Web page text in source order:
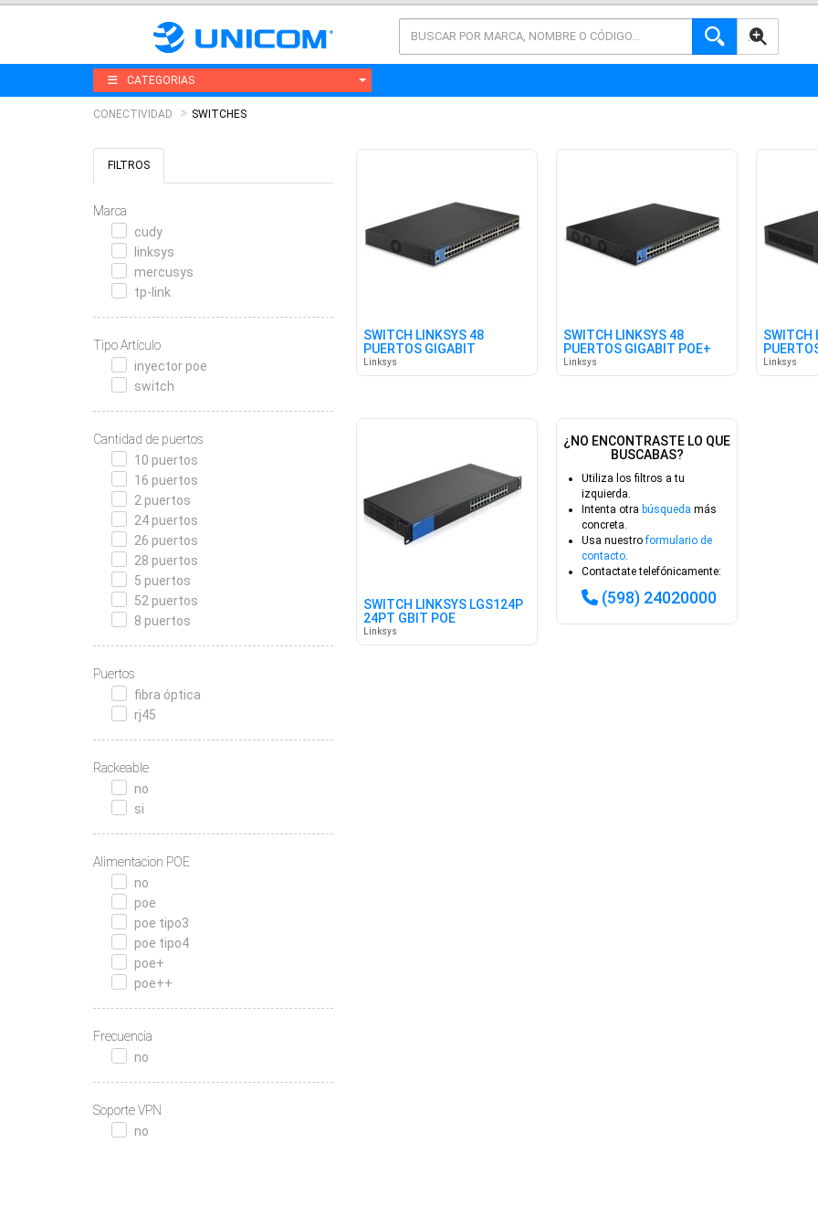
AVANZADA
CATEGORIAS
CONECTIVIDAD SWITCHES
FILTROS
Marca
cudy
linksys
mercusys
tp-link
Tipo Artículo
inyector poe
switch
Cantidad de puertos
10 puertos
16 puertos
2 puertos
24 puertos
26 puertos
28 puertos
5 puertos
52 puertos
8 puertos
Puertos
fibra óptica
rj45
Rackeable
no
si
Alimentacion POE
no
poe
poe tipo3
poe tipo4
poe+
poe++
Frecuencia
no
Soporte VPN
no
SWITCH LINKSYS 48
PUERTOS GIGABIT
Linksys
SWITCH LINKSYS 48
PUERTOS GIGABIT POE+
Linksys
SWITCH
4SFP+
Linksys
SWITCH LINKSYS LGS124P
24PT GBIT POE
Linksys
¿NO ENCONTRASTE LO QUE
BUSCABAS?
Utiliza los filtros a tu
izquierda.
Intenta otra búsqueda más
concreta.
Usa nuestroformulario de
contacto.
Contactate telefónicamente:
(598) 24020000